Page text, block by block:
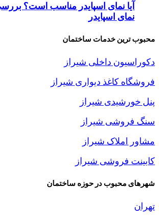
آیا نمای اسپایدر مناسب است؟
نمای اسپایدر
محبوب ترین خدمات ساختمان
دکوراسیون داخلی شیراز
فروشگاه کاغذ دیواری شیراز
پنل خورشیدی شیراز
سنگ فروشی شیراز
مشاور املاک شیراز
کابینت فروشی شیراز
شهرهای محبوب در حوزه ساختمان
تهران